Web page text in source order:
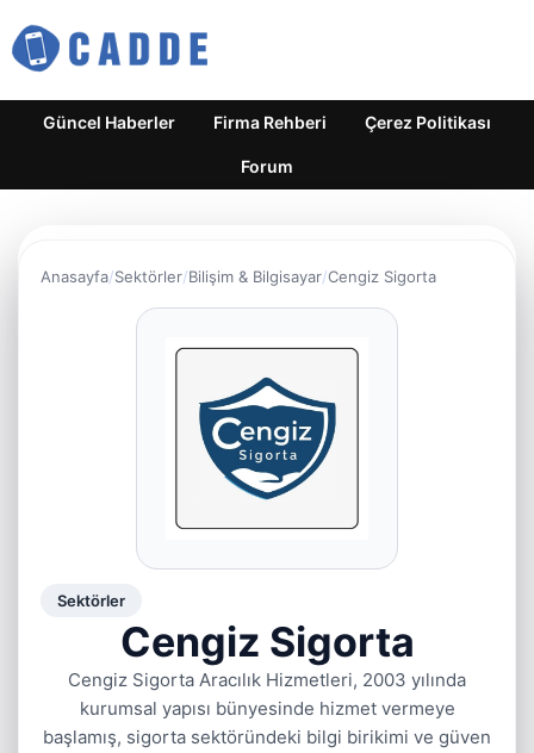
Güncel Haberler Firma Rehberi Çerez Politikası
Forum
Anasayfa Sektörler Bilişim & Bilgisayar Cengiz Sigorta
Sektörler
Cengiz Sigorta
Cengiz Sigorta Aracılık Hizmetleri, 2003 yılında
kurumsal yapısı bünyesinde hizmet vermeye
başlamış, sigorta sektöründeki bilgi birikimi ve güven